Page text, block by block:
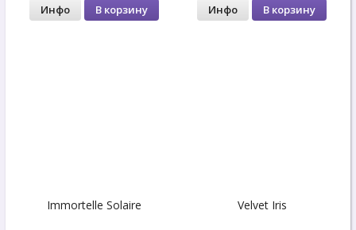
Инфо В корзину Инфо В корзину
Immortelle Solaire Velvet Iris